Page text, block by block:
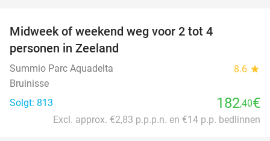
Midweek of weekend weg voor 2 tot 4
personen in Zeeland
Summio Parc Aquadelta 8.6 star
Bruinisse
Solgt: 813
182,40€
Excl. approx. €2,83 p.p.p.n. en €14 p.p. bedlinnen